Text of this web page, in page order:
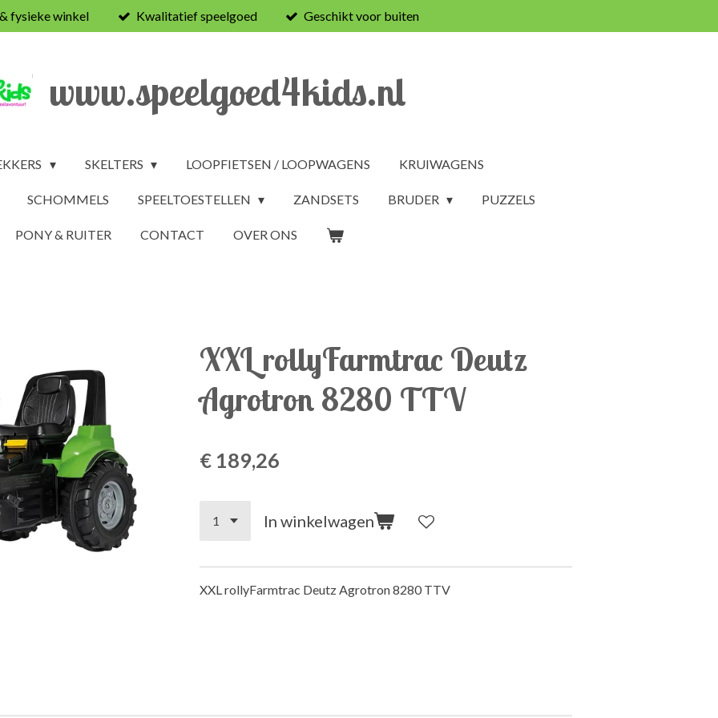
fysieke winkel Kwalitatief speelgoed Geschikt voor buiten
www.speelgoed4kids.nl
SKELTERS LOOPFIETSEN / LOOPWAGENS KRUIWAGENS
SCHOMMELS SPEELTOESTELLEN ZANDSETS BRUDER PUZZELS
PONY & RUITER CONTACT OVER ONS
XXL rollyFarmtrac Deutz
Agrotron 8280 TTV
€ 189,26
In winkelwagen
XXL rollyFarmtrac Deutz Agrotron 8280 TTV